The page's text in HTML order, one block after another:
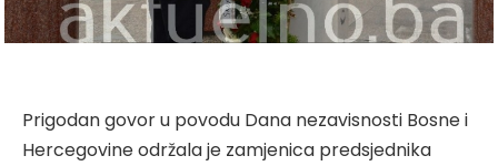
Prigodan govor u povodu Dana nezavisnosti Bosne i
Hercegovine održala je zamjenica predsjednika